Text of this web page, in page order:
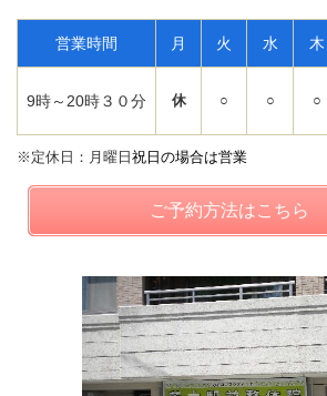
営業時間 月 火 水 木
9時～20時３０分 休 ○ ○ ○
※定休日：月曜日 祝日の場合は営業
ご予約方法はこちら